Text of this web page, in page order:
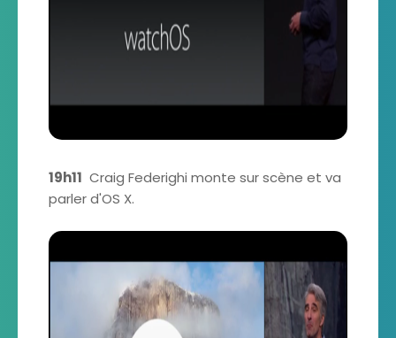
19h11 Craig Federighi monte sur scène et va
parler d'OS X.